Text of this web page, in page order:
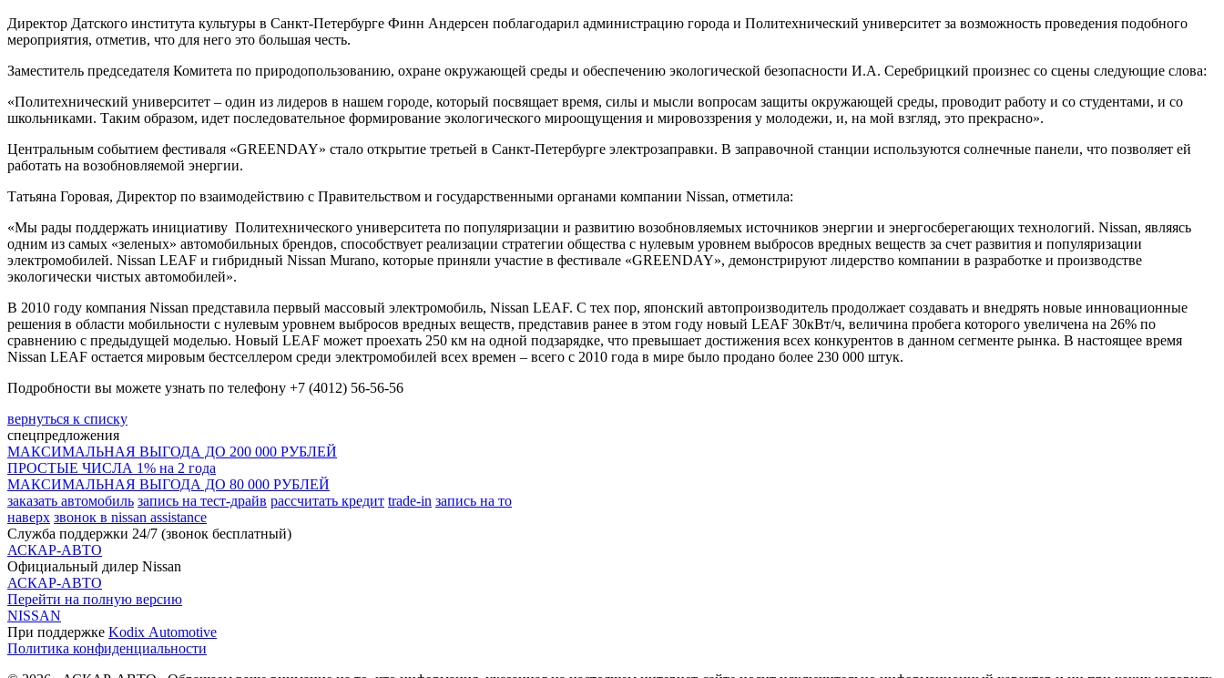
Директор Датского института культуры в Санкт-Петербурге Финн Андерсен поблагодарил администрацию города и Политехнический университет за возможность проведения подобного
мероприятия, отметив, что для него это большая честь.
Заместитель председателя Комитета по природопользованию, охране окружающей среды и обеспечению экологической безопасности И.А. Серебрицкий произнес со сцены следующие слова:
«Политехнический университет – один из лидеров в нашем городе, который посвящает время, силы и мысли вопросам защиты окружающей среды, проводит работу и со студентами, и со
школьниками. Таким образом, идет последовательное формирование экологического мироощущения и мировоззрения у молодежи, и, на мой взгляд, это прекрасно».
Центральным событием фестиваля «GREENDAY» стало открытие третьей в Санкт-Петербурге электрозаправки. В заправочной станции используются солнечные панели, что позволяет ей
работать на возобновляемой энергии.
Татьяна Горовая, Директор по взаимодействию с Правительством и государственными органами компании Nissan, отметила:
«Мы рады поддержать инициативу Политехнического университета по популяризации и развитию возобновляемых источников энергии и энергосберегающих технологий. Nissan, являясь
одним из самых «зеленых» автомобильных брендов, способствует реализации стратегии общества с нулевым уровнем выбросов вредных веществ за счет развития и популяризации
электромобилей. Nissan LEAF и гибридный Nissan Murano, которые приняли участие в фестивале «GREENDAY», демонстрируют лидерство компании в разработке и производстве
экологически чистых автомобилей».
В 2010 году компания Nissan представила первый массовый электромобиль, Nissan LEAF. С тех пор, японский автопроизводитель продолжает создавать и внедрять новые инновационные
решения в области мобильности с нулевым уровнем выбросов вредных веществ, представив ранее в этом году новый LEAF 30кBт/ч, величина пробега которого увеличена на 26% по
сравнению с предыдущей моделью. Новый LEAF может проехать 250 км на одной подзарядке, что превышает достижения всех конкурентов в данном сегменте рынка. В настоящее время
Nissan LEAF остается мировым бестселлером среди электромобилей всех времен – всего с 2010 года в мире было продано более 230 000 штук.
Подробности вы можете узнать по телефону +7 (4012) 56-56-56
вернуться к списку
спецпредложения
МАКСИМАЛЬНАЯ ВЫГОДА ДО 200 000 РУБЛЕЙ
ПРОСТЫЕ ЧИСЛА 1% на 2 года
МАКСИМАЛЬНАЯ ВЫГОДА ДО 80 000 РУБЛЕЙ
заказать автомобиль запись на тест-драйв рассчитать кредит trade-in запись на то
наверх звонок в nissan assistance
Служба поддержки 24/7 (звонок бесплатный)
АСКАР-АВТО
Официальный дилер Nissan
АСКАР-АВТО
Перейти на полную версию
NISSAN
При поддержке Kodix Automotive
Политика конфиденциальности